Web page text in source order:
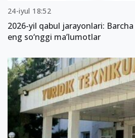
24-iyul 18:52
2026-yil qabul jarayonlari:
eng so‘nggi ma’lumotlar